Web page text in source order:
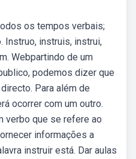
os tempos verbais;
Instruo, instruis, instrui,
Webpartindo de um
podemos dizer que
Para além de
ocorrer com um outro.
verbo que se refere ao
informações a
instruir está. Dar aulas